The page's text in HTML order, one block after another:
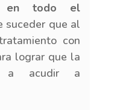
en todo el
suceder que al
con
lograr que la
a acudir a